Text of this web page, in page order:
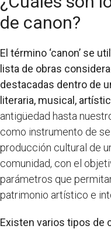
de canon?
El término ‘canon’ se
lista de obras
destacadas dentro de
literaria, musical,
antigüedad hasta
como instrumento de
producción cultural de
comunidad, con el
parámetros que
patrimonio artístico e
Existen varios tipos de